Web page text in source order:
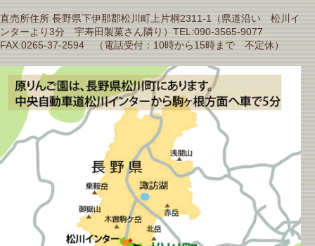
直売所住所 長野県下伊那郡松川町上片桐2311-1（県道沿い 松川イ
ンターより3分 宇寿田製菓さん隣り）TEL:090-3565-9077
FAX:0265-37-2594 （電話受付：10時から15時まで 不定休）